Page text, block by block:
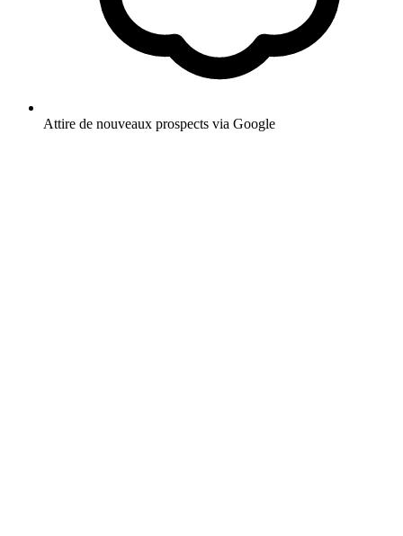
Attire de nouveaux prospects via Google